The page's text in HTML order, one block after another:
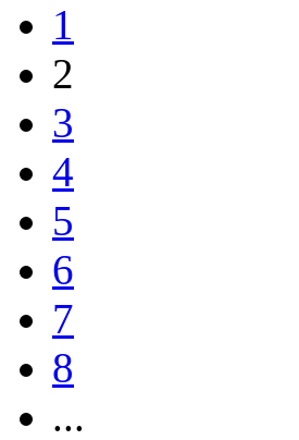
1
2
3
4
5
6
7
8
...